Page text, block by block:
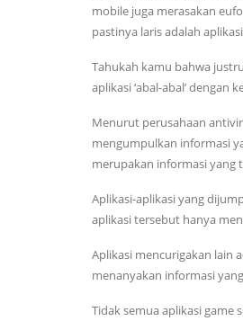
mobile juga merasakan
pastinya laris adalah
Tahukah kamu bahwa
aplikasi ‘abal-abal’ dengan
Menurut perusahaan
mengumpulkan informasi
merupakan informasi yang
Aplikasi-aplikasi yang
aplikasi tersebut hanya
Aplikasi mencurigakan lain
menanyakan informasi
Tidak semua aplikasi